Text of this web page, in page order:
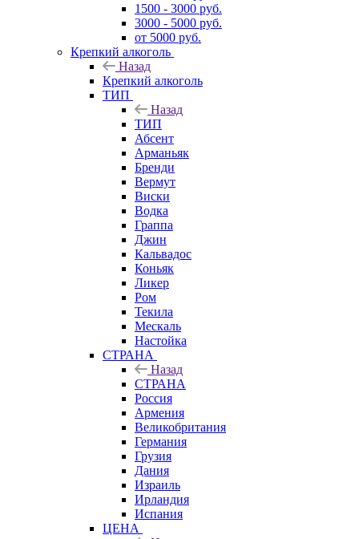
1500 - 3000 руб.
3000 - 5000 руб.
от 5000 руб.
Крепкий алкоголь
Назад
Крепкий алкоголь
ТИП
Назад
ТИП
Абсент
Арманьяк
Бренди
Вермут
Виски
Водка
Граппа
Джин
Кальвадос
Коньяк
Ликер
Ром
Текила
Мескаль
Настойка
СТРАНА
Назад
СТРАНА
Россия
Армения
Великобритания
Германия
Грузия
Дания
Израиль
Ирландия
Испания
ЦЕНА